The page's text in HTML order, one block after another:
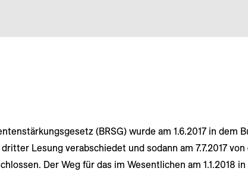
(BRSG) wurde am 1.6.2017 in dem
Lesung verabschiedet und sodann am 7.7.2017 von
Der Weg für das im Wesentlichen am 1.1.2018